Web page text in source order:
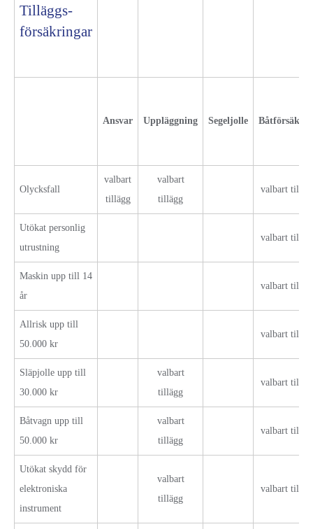
Tilläggs-
försäkringar
Ansvar Uppläggning Segeljolle
Olycksfall
valbart
tillägg
valbart
tillägg
valbart
Utökat personlig
utrustning
valbart
Maskin upp till 14
år
valbart
Allrisk upp till
50.000 kr
valbart
Släpjolle upp till
30.000 kr
valbart
tillägg
valbart
Båtvagn upp till
50.000 kr
valbart
tillägg
valbart
Utökat skydd för
elektroniska
instrument
valbart
tillägg
valbart